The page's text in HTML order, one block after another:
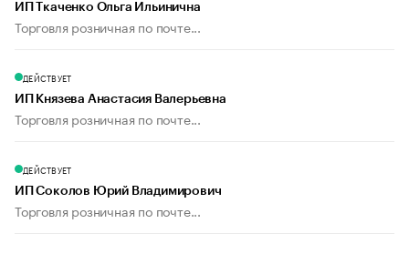
ИП Ткаченко Ольга Ильинична
Торговля розничная по почте...
ДЕЙСТВУЕТ
ИП Князева Анастасия Валерьевна
Торговля розничная по почте...
ДЕЙСТВУЕТ
ИП Соколов Юрий Владимирович
Торговля розничная по почте...